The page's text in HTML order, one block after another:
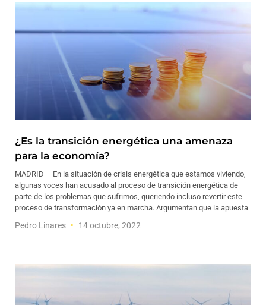
¿Es la transición energética una amenaza
para la economía?
MADRID – En la situación de crisis energética que estamos viviendo,
algunas voces han acusado al proceso de transición energética de
parte de los problemas que sufrimos, queriendo incluso revertir este
proceso de transformación ya en marcha. Argumentan que la apuesta
Pedro Linares 14 octubre, 2022